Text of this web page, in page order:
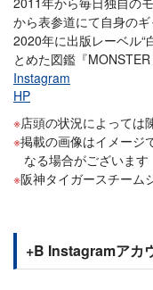
から表参道にて自身のギ
2020年に出版レーベル“
とめた図鑑『MONSTER
Instagram
HP
店頭の状況によっては
掲載の画像はイメージ
なる場合がございます
阪神タイガースチーム
+B Instagramアカ